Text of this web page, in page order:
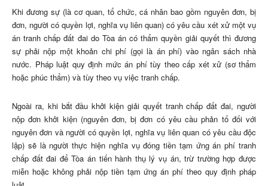
Khi đương sự (là cơ quan, tổ chức, cá nhân bao gồm nguyên đơn, bị
đơn, người có quyền lợi, nghĩa vụ liên quan) có yêu cầu xét xử một vụ
án tranh chấp đất đai do Tòa án có thẩm quyền giải quyết thì đương
sự phải nộp một khoản chi phí (gọi là án phí) vào ngân sách nhà
nước. Pháp luật quy định mức án phí tùy theo cấp xét xử (sơ thẩm
hoặc phúc thẩm) và tùy theo vụ việc tranh chấp.
Ngoài ra, khi bắt đầu khởi kiện giải quyết tranh chấp đất đai, người
nộp đơn khởi kiện (nguyên đơn, bị đơn có yêu cầu phản tố đối với
nguyên đơn và người có quyền lợi, nghĩa vụ liên quan có yêu cầu độc
lập) sẽ là người thực hiện nghĩa vụ đóng tiền tạm ứng án phí tranh
chấp đất đai để Tòa án tiến hành thụ lý vụ án, trừ trường hợp được
miễn hoặc không phải nộp tiền tạm ứng án phí theo quy định pháp